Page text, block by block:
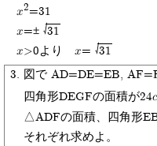
x2=31
x=±
31
x>0より x= 31
図で AD=DE=EB,
四角形DEGFの面積が
△ADFの面積、四角形
それぞれ求めよ。